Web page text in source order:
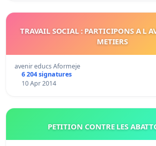
TRAVAIL SOCIAL : PARTICIPONS A L
METIERS
avenir educs Aformeje
6 204 signatures
10 Apr 2014
PETITION CONTRE LES